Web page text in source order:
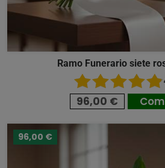
Ramo Funerario siete
96,00 €
96,00 €